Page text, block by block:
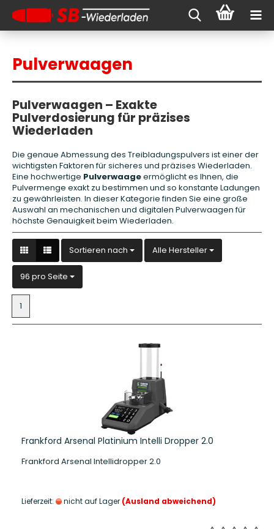
Pulverwaagen
Pulverwaagen – Exakte
Pulverdosierung für präzises
Wiederladen
Die genaue Abmessung des Treibladungspulvers ist einer der
wichtigsten Faktoren für sicheres und präzises Wiederladen.
Eine hochwertige Pulverwaageermöglicht es Ihnen, die
Pulvermenge exakt zu bestimmen und so konstante Ladungen
zu gewährleisten. In dieser Kategorie finden Sie eine große
Auswahl an mechanischen und digitalen Pulverwaagen für
höchste Genauigkeit beim Wiederladen.
Sortieren nach
Sortieren nach Alle Hersteller
96 pro Seite
pro Seite
1
Frankford Arsenal Platinium Intelli Dropper 2.0
Frankford Arsenal Intellidropper 2.0
Lieferzeit: nicht auf Lager (Ausland abweichend)